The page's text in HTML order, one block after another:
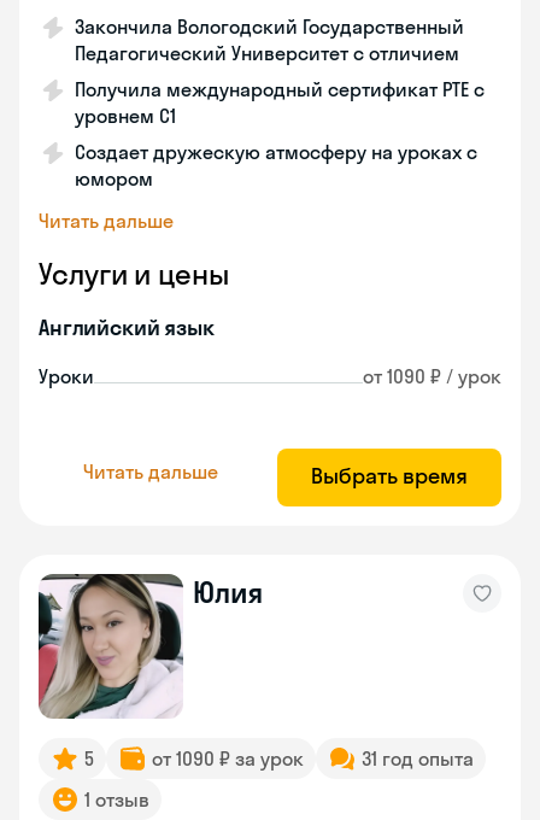
Закончила Вологодский Государственный
Педагогический Университет с отличием
Получила международный сертификат PTE с
уровнем C1
Создает дружескую атмосферу на уроках с
юмором
Читать дальше
Услуги и цены
Английский язык
Уроки от 1090 ₽ / урок
Читать дальше Выбрать время
Юлия
5 от 1090 ₽ за урок
31 год опыта
1 отзыв